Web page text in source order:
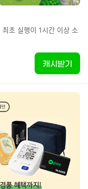
캐시받기